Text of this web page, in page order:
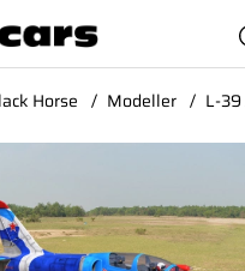
Horse Modeller L-
Albatros V2 1450mm